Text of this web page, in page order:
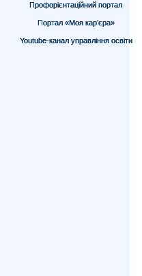
Профорієнтаційний портал
Портал «Моя кар’єра»
Youtube-канал управління освіти